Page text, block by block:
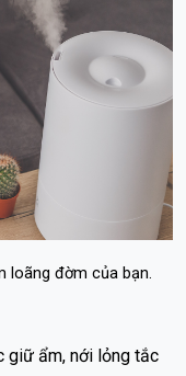
loãng đờm của bạn.
giữ ẩm, nới lỏng tắc